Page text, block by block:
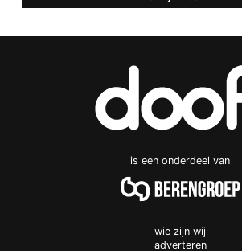
is een onderdeel van
wie zijn wij
adverteren